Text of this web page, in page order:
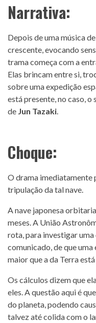
Narrativa:
Depois de uma música de
crescente, evocando
trama começa com a
Elas brincam entre si,
sobre uma expedição
está presente, no caso, o
de Jun Tazaki.
Choque:
O drama imediatamente
tripulação da tal nave.
A nave japonesa
meses. A União
rota, para investigar
comunicado, de que uma
maior que a da Terra
Os cálculos dizem que
eles. A questão aqui é
do planeta, podendo
talvez até colida com o